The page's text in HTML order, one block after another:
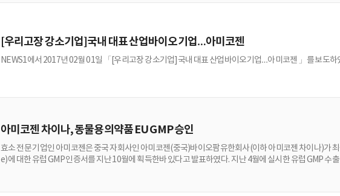
[우리고장 강소기업]국내 대표 산업바이오기업…아미코젠
NEWS1에서 2017년 02월 01일 「[우리고장 강소기업]국내 대표 산업바이오기업…아미코젠 」를 보도
아미코젠 차이나, 동물용의약품 EU GMP 승인
효소 전문 기업인 아미코젠은 중국 자회사인 아미코젠(중국)바이오팜유한회사(이하 아미코젠 차이나)
e)에 대한 유럽 GMP 인증서를 지난 10월에 획득한바 있다고 발표하였다. 지난 4월에 실시한 유럽 GMP 수